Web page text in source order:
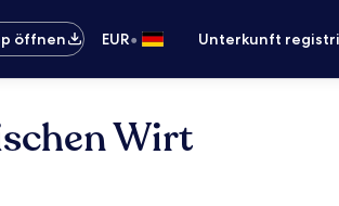
öffnen
EUR• Unterkunft
Wirt